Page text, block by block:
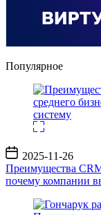
Популярное
Дата
записи
2025-11-26
Преимущества
почему компании